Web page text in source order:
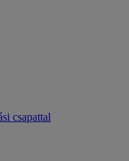
csapattal